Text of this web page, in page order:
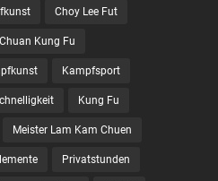
Choy Lee Fut
Kung Fu
Kampfsport
Kung Fu
Meister Lam Kam Chuen
Privatstunden